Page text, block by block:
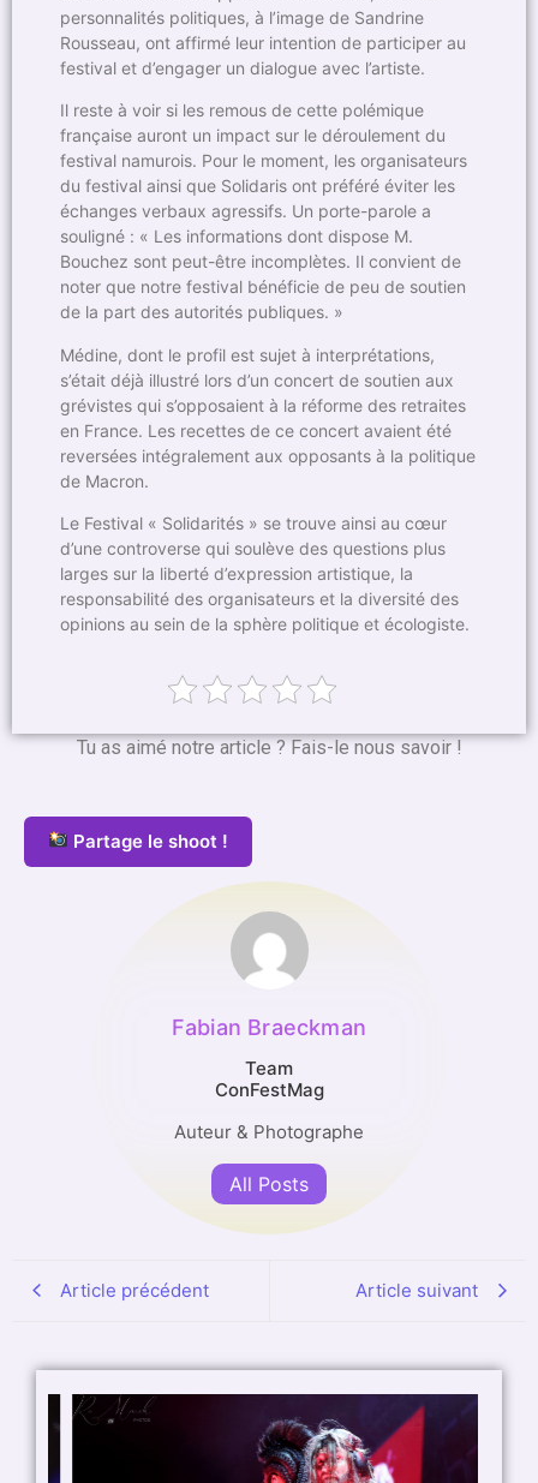
personnalités politiques, à l’image de Sandrine
Rousseau, ont affirmé leur intention de participer au
festival et d’engager un dialogue avec l’artiste.
Il reste à voir si les remous de cette polémique
française auront un impact sur le déroulement du
festival namurois. Pour le moment, les organisateurs
du festival ainsi que Solidaris ont préféré éviter les
échanges verbaux agressifs. Un porte-parole a
souligné : « Les informations dont dispose M.
Bouchez sont peut-être incomplètes. Il convient de
noter que notre festival bénéficie de peu de soutien
de la part des autorités publiques. »
Médine, dont le profil est sujet à interprétations,
s’était déjà illustré lors d’un concert de soutien aux
grévistes qui s’opposaient à la réforme des retraites
en France. Les recettes de ce concert avaient été
reversées intégralement aux opposants à la politique
de Macron.
Le Festival « Solidarités » se trouve ainsi au cœur
d’une controverse qui soulève des questions plus
larges sur la liberté d’expression artistique, la
responsabilité des organisateurs et la diversité des
opinions au sein de la sphère politique et écologiste.
Tu as aimé notre article ? Fais-le nous savoir !
Partage le shoot !
Fabian Braeckman
Team
ConFestMag
Auteur & Photographe
All Posts
Article précédent Article suivant